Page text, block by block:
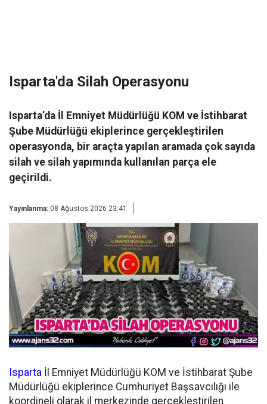
Isparta'da Silah Operasyonu
Isparta’da İl Emniyet Müdürlüğü KOM ve İstihbarat
Şube Müdürlüğü ekiplerince gerçekleştirilen
operasyonda, bir araçta yapılan aramada çok sayıda
silah ve silah yapımında kullanılan parça ele
geçirildi.
Yayınlanma: 08 Ağustos 2026 23:41
Isparta İl Emniyet Müdürlüğü KOM ve İstihbarat Şube
Müdürlüğü ekiplerince Cumhuriyet Başsavcılığı ile
koordineli olarak il merkezinde gerçekleştirilen